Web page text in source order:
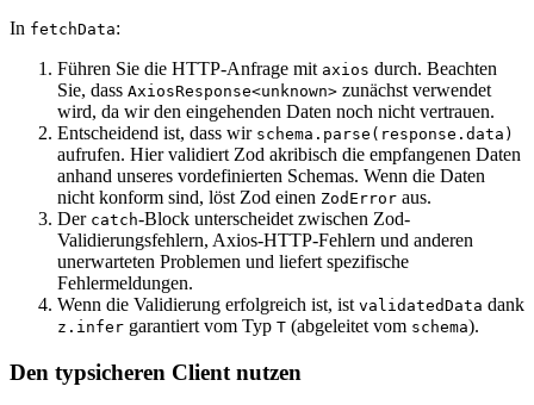
In fetchData:
Führen Sie die HTTP-Anfrage mit axios durch. Beachten
Sie, dass AxiosResponse<unknown> zunächst verwendet
wird, da wir den eingehenden Daten noch nicht vertrauen.
Entscheidend ist, dass wir schema.parse(response.data)
aufrufen. Hier validiert Zod akribisch die empfangenen Daten
anhand unseres vordefinierten Schemas. Wenn die Daten
nicht konform sind, löst Zod einen ZodError aus.
Der catch-Block unterscheidet zwischen Zod-
Validierungsfehlern, Axios-HTTP-Fehlern und anderen
unerwarteten Problemen und liefert spezifische
Fehlermeldungen.
Wenn die Validierung erfolgreich ist, ist validatedData dank
z.infer garantiert vom Typ T (abgeleitet vom schema).
Den typsicheren Client nutzen